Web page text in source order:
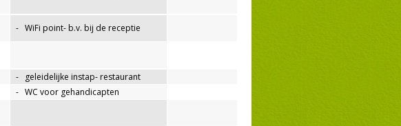
- WiFi point- b.v. bij de receptie
-
geleidelijke instap- restaurant
- WC voor gehandicapten